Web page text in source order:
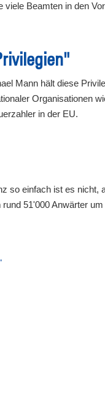
viele Beamten in den
Mann hält diese
Organisationen
in der EU.
so einfach ist es nicht,
51'000 Anwärter